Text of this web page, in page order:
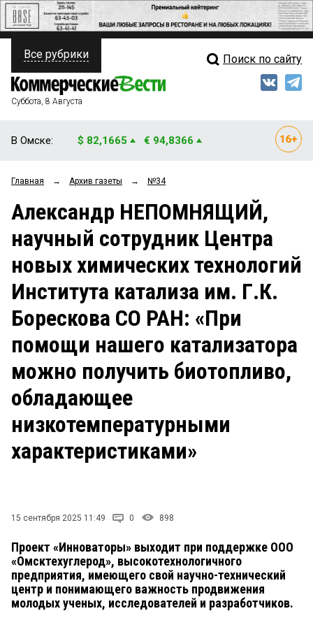
ПОЛИТИКА
ФИНАНСЫ
ОБЩЕСТВО
ЗАКОН
НОВОСТИ КОМПАНИЙ
СТИЛЬ ЖИЗНИ
Свежий выпуск
Рейтинги
Блоги
Архив
Все рубрики Поиск по сайту
Суббота, 8 Августа
В Омске: $ 82,1665 € 94,8366
Главная → Архив газеты → №34
Александр НЕПОМНЯЩИЙ,
научный сотрудник Центра
новых химических технологий
Института катализа им. Г.К.
Борескова СО РАН: «При
помощи нашего катализатора
можно получить биотопливо,
обладающее
низкотемпературными
характеристиками»
15 сентября 2025 11:49 0 898
Проект «Инноваторы» выходит при поддержке ООО
«Омсктехуглерод», высокотехнологичного
предприятия, имеющего свой научно-технический
центр и понимающего важность продвижения
молодых ученых, исследователей и разработчиков.